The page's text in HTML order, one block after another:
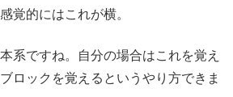
覚的にはこれが横。
系ですね。自分の場合はこれを覚え
ロックを覚えるというやり方できま